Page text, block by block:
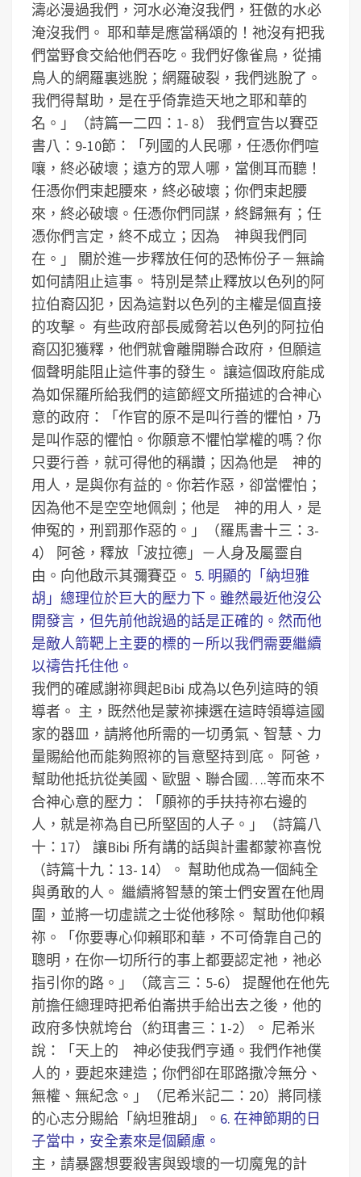
濤必漫過我們，河水必淹沒我們，狂傲的水必
淹沒我們。 耶和華是應當稱頌的！祂沒有把我
們當野食交給他們吞吃。我們好像雀鳥，從捕
鳥人的網羅裏逃脫；網羅破裂，我們逃脫了。
我們得幫助，是在乎倚靠造天地之耶和華的
名。」（詩篇一二四：1- 8）
我們宣告以賽亞
書八：9-10節：「列國的人民哪，任憑你們喧
嚷，終必破壞；遠方的眾人哪，當側耳而聽！
任憑你們束起腰來，終必破壞；你們束起腰
來，終必破壞。任憑你們同謀，終歸無有；任
憑你們言定，終不成立；因為 神與我們同
在。」
關於進一步釋放任何的恐怖份子－無論
如何請阻止這事。 特別是禁止釋放以色列的阿
拉伯裔囚犯，因為這對以色列的主權是個直接
的攻擊。 有些政府部長威脅若以色列的阿拉伯
裔囚犯獲釋，他們就會離開聯合政府，但願這
個聲明能阻止這件事的發生。 讓這個政府能成
為如保羅所給我們的這節經文所描述的合神心
意的政府：「作官的原不是叫行善的懼怕，乃
是叫作惡的懼怕。你願意不懼怕掌權的嗎？你
只要行善，就可得他的稱讚；因為他是 神的
用人，是與你有益的。你若作惡，卻當懼怕；
因為他不是空空地佩劍；他是 神的用人，是
伸冤的，刑罰那作惡的。」（羅馬書十三：3-
4）
阿爸，釋放「波拉德」－人身及屬靈自
由。向他啟示其彌賽亞。 5. 明顯的「納坦雅
胡」總理位於巨大的壓力下。雖然最近他沒公
開發言，但先前他說過的話是正確的。然而他
是敵人箭靶上主要的標的－所以我們需要繼續
以禱告托住他。
我們的確感謝祢興起Bibi 成為以色列這時的領
導者。 主，既然他是蒙祢揀選在這時領導這國
家的器皿，請將他所需的一切勇氣、智慧、力
量賜給他而能夠照祢的旨意堅持到底。 阿爸，
幫助他抵抗從美國、歐盟、聯合國….等而來不
合神心意的壓力：「願祢的手扶持祢右邊的
人，就是祢為自已所堅固的人子。」（詩篇八
十：17）
讓Bibi 所有講的話與計畫都蒙祢喜悅
（詩篇十九：13- 14）。 幫助他成為一個純全
與勇敢的人。 繼續將智慧的策士們安置在他周
圍，並將一切虛謊之士從他移除。 幫助他仰賴
祢。「你要專心仰賴耶和華，不可倚靠自己的
聰明，在你一切所行的事上都要認定祂，祂必
指引你的路。」（箴言三：5-6）
提醒他在他先
前擔任總理時把希伯崙拱手給出去之後，他的
政府多快就垮台（約珥書三：1-2）。 尼希米
說：「天上的 神必使我們亨通。我們作祂僕
人的，要起來建造；你們卻在耶路撒冷無分、
無權、無紀念。」（尼希米記二：20）將同樣
的心志分賜給「納坦雅胡」。 6. 在神節期的日
子當中，安全素來是個顧慮。
主，請暴露想要殺害與毀壞的一切魔鬼的計